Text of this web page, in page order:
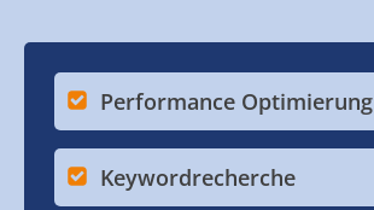
Performance Optimierung
Keywordrecherche